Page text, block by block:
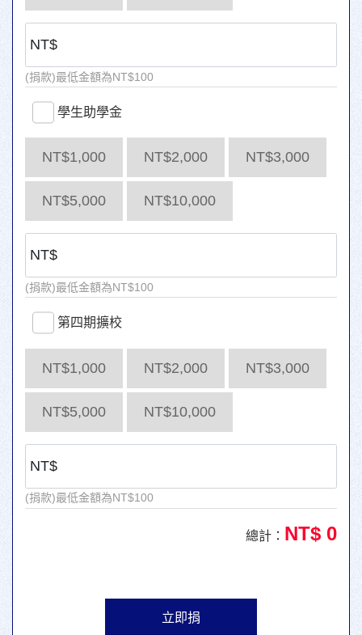
(捐款)最低金額為NT$100
學生助學金
NT$1,000 NT$2,000 NT$3,000
NT$5,000 NT$10,000
(捐款)最低金額為NT$100
第四期擴校
NT$1,000 NT$2,000 NT$3,000
NT$5,000 NT$10,000
(捐款)最低金額為NT$100
總計： NT$ 0
立即捐